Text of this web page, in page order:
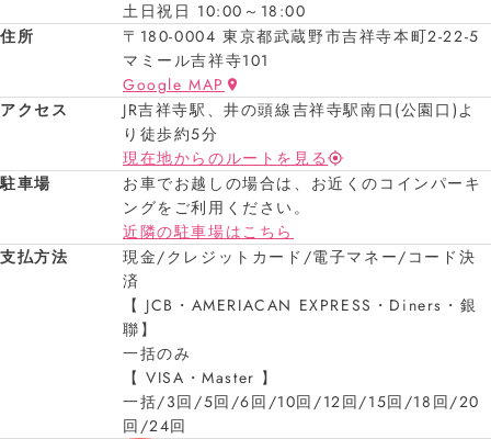
土日祝日 10:00～18:00
住所
〒180-0004 東京都武蔵野市吉祥寺本町2-22-5
マミール吉祥寺101
Google MAP
アクセス
JR吉祥寺駅、井の頭線吉祥寺駅南口(公園口)よ
り徒歩約5分
現在地からのルートを見る
駐車場
お車でお越しの場合は、お近くのコインパーキ
ングをご利用ください。
近隣の駐車場はこちら
支払方法
現金/クレジットカード/電子マネー/コード決
済
【 JCB・AMERIACAN EXPRESS・Diners・銀
聯】
一括のみ
【 VISA・Master 】
一括/3回/5回/6回/10回/12回/15回/18回/20
回/24回